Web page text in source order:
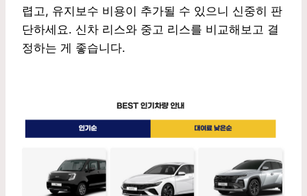
렵고, 유지보수 비용이 추가될 수 있으니 신중히 판
단하세요. 신차 리스와 중고 리스를 비교해보고 결
정하는 게 좋습니다.